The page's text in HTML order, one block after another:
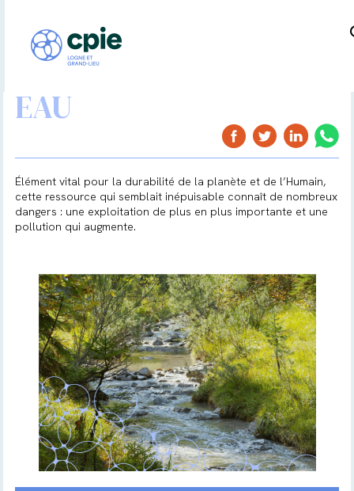
EAU
Élément vital pour la durabilité de la planète et de l’Humain,
cette ressource qui semblait inépuisable connaît de nombreux
dangers : une exploitation de plus en plus importante et une
pollution qui augmente.